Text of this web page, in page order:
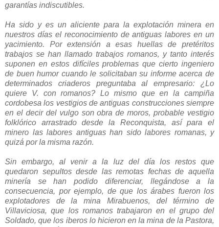
garantías indiscutibles.
Ha sido y es un aliciente para la explotación minera en
nuestros días el reconocimiento de antiguas labores en un
yacimiento. Por extensión a esas huellas de pretéritos
trabajos se han llamado trabajos romanos, y tanto interés
suponen en estos difíciles problemas que cierto ingeniero
de buen humor cuando le solicitaban su informe acerca de
determinados criaderos preguntaba al empresario: ¿Lo
quiere V. con romanos? Lo mismo que en la campiña
cordobesa los vestigios de antiguas construcciones siempre
en el decir del vulgo son obra de moros, probable vestigio
folklórico arrastrado desde la Reconquista, así para el
minero las labores antiguas han sido labores romanas, y
quizá por la misma razón.
Sin embargo, al venir a la luz del día los restos que
quedaron sepultos desde las remotas fechas de aquella
minería se han podido diferenciar, llegándose a la
consecuencia, por ejemplo, de que los árabes fueron los
explotadores de la mina Mirabuenos, del término de
Villaviciosa, que los romanos trabajaron en el grupo del
Soldado, que los iberos lo hicieron en la mina de la Pastora,